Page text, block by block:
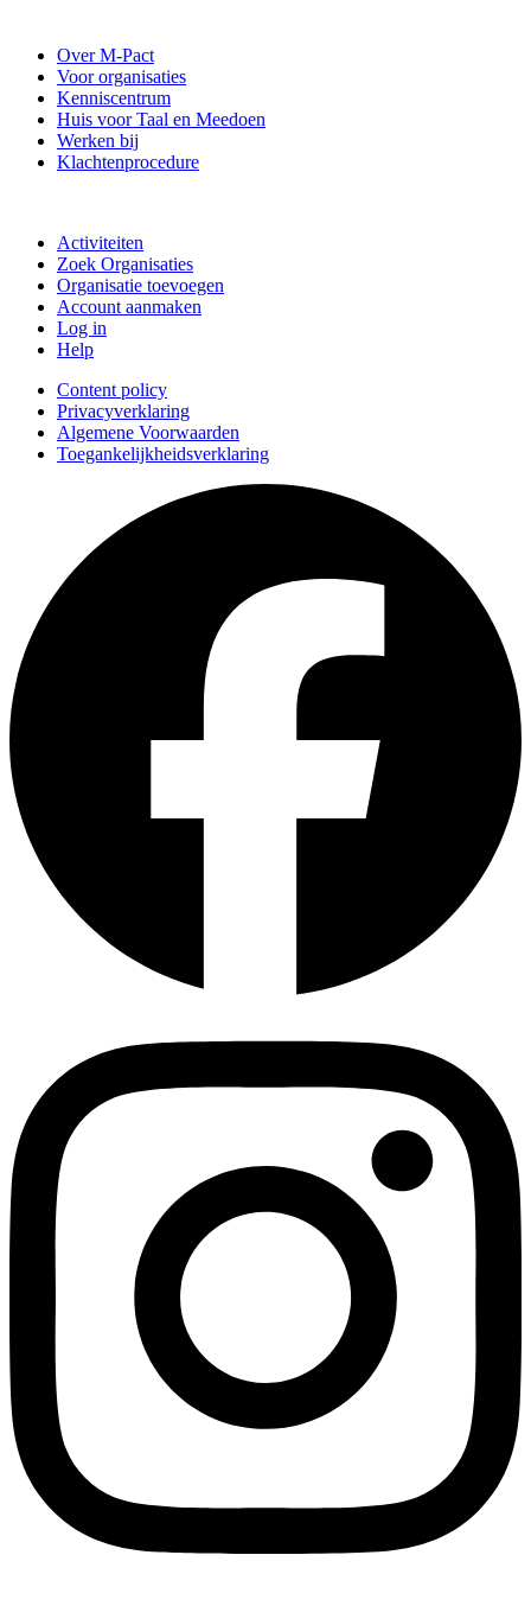
Over M-Pact
Voor organisaties
Kenniscentrum
Huis voor Taal en Meedoen
Werken bij
Klachtenprocedure
Activiteiten
Zoek Organisaties
Organisatie toevoegen
Account aanmaken
Log in
Help
Content policy
Privacyverklaring
Algemene Voorwaarden
Toegankelijkheidsverklaring